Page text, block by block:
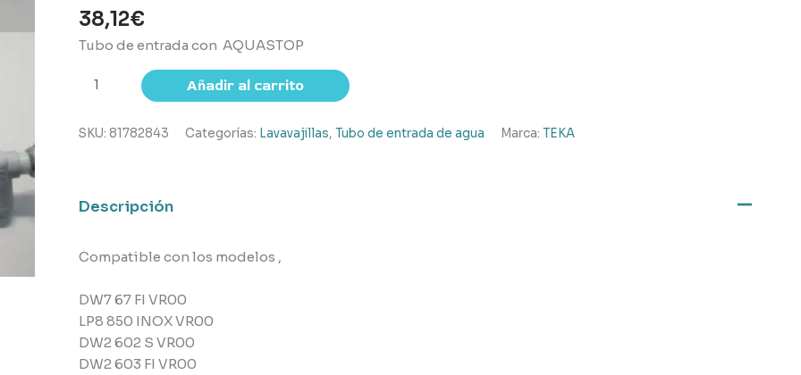
38,12€
Tubo de entrada con AQUASTOP
Tubo
lavavajillas
Añadir al carrito
SKU:81782843 Categorías: Lavavajillas,Tubo de entrada de agua Marca:TEKA
Descripción
Compatible con los modelos ,
DW7 67 FI VR00
LP8 850 INOX VR00
DW2 602 S VR00
DW2 603 FI VR00